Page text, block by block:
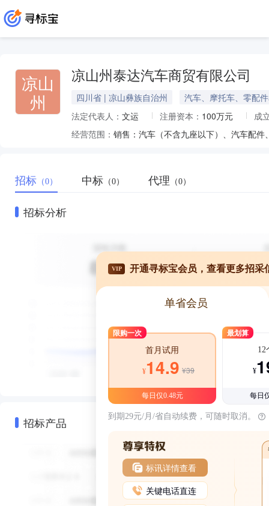
凉山
州
凉山州泰达汽车商贸有限公司
四川省 | 凉山彝族自治州
汽车、摩托车、零配
法定代表人： 文运 注册资本： 100万元
成
经营范围： 销售：汽车（不含九座以下）、汽车配
招标 （0） 中标 （0） 代理 （0）
招标分析
招标产品
VIP 开通寻标宝会员，查看更多招采
单省会员
限购一次
首月试用
¥14.9 ¥39
每日仅0.48元
最划算
12
¥
每日
到期29元/月/省自动续费，可随时取消。
标讯详情查看
关键电话直连